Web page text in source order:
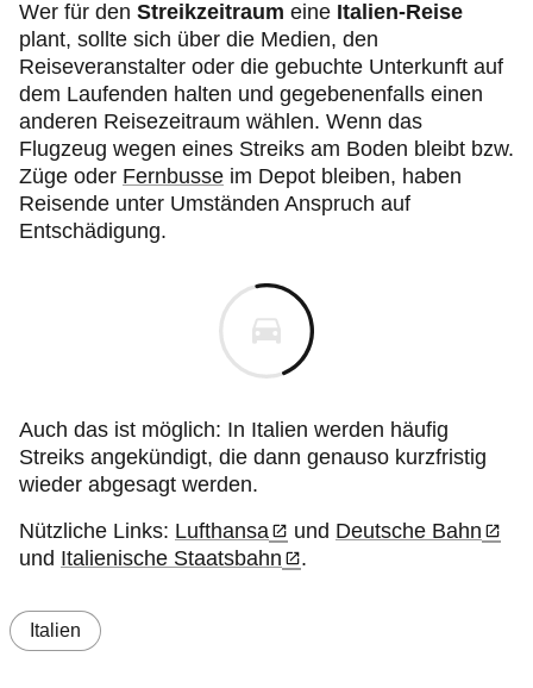
Wer für den Streikzeitraum eine Italien-Reise
plant, sollte sich über die Medien, den
Reiseveranstalter oder die gebuchte Unterkunft auf
dem Laufenden halten und gegebenenfalls einen
anderen Reisezeitraum wählen. Wenn das
Flugzeug wegen eines Streiks am Boden bleibt bzw.
Züge oder Fernbusse im Depot bleiben, haben
Reisende unter Umständen Anspruch auf
Entschädigung.
Auch das ist möglich: In Italien werden häufig
Streiks angekündigt, die dann genauso kurzfristig
wieder abgesagt werden.
Nützliche Links: Lufthansa und Deutsche Bahn
und Italienische Staatsbahn .
Italien